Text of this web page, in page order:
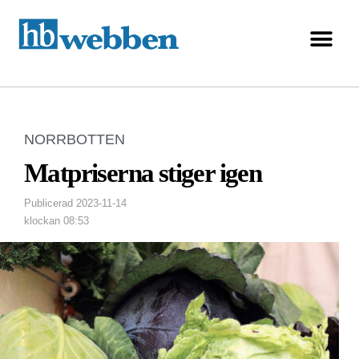
NORRBOTTEN
Matpriserna stiger igen
Publicerad 2023-11-14
klockan 08:53